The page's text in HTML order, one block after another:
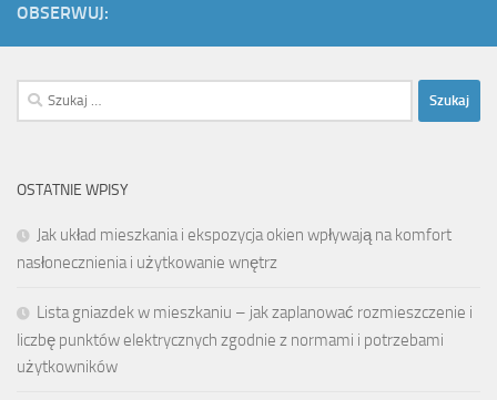
OBSERWUJ:
Szukaj:
OSTATNIE WPISY
Jak układ mieszkania i ekspozycja okien wpływają na komfort
nasłonecznienia i użytkowanie wnętrz
Lista gniazdek w mieszkaniu – jak zaplanować rozmieszczenie i
liczbę punktów elektrycznych zgodnie z normami i potrzebami
użytkowników